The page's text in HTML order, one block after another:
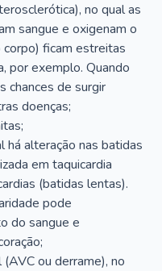
no qual as
sangue e oxigenam o
ficam estreitas
por exemplo. Quando
chances de surgir
doenças;
há alteração nas batidas
em taquicardia
(batidas lentas).
pode
do sangue e
ou derrame), no